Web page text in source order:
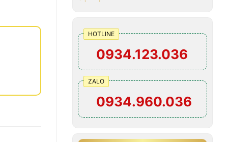
HOTLINE
0934.123.036
ZALO
0934.960.036